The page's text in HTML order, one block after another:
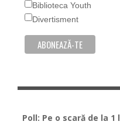
Biblioteca Youth
Divertisment
Poll: Pe o scară de la